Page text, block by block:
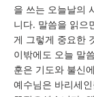
을 쓰는 오늘날의
니다. 말씀을 읽으
게 그렇게 중요한
이밖에도 오늘 말
훈은 기도와 불신
예수님은 바리세